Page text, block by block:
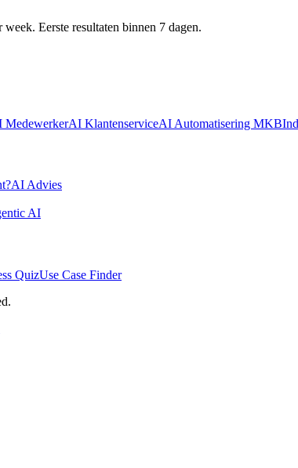
Eerste resultaten binnen 7 dagen.
MedewerkerAI KlantenserviceAI Automatisering MKB
AI Advies
AI
QuizUse Case Finder